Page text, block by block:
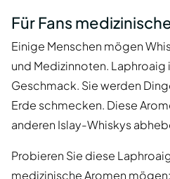
Für Fans
Einige Menschen mögen
und Medizinnoten.
Geschmack. Sie werden
Erde schmecken. Diese
anderen Islay-Whiskys
Probieren Sie diese
medizinische Aromen mögen: